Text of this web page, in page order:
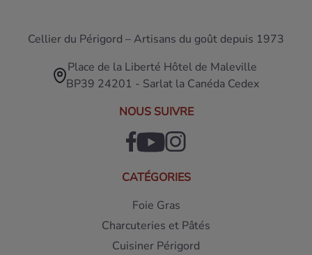
Cellier du Périgord – Artisans du goût depuis 1973
Place de la Liberté Hôtel de Maleville
BP39 24201 - Sarlat la Canéda Cedex
NOUS SUIVRE
CATÉGORIES
Foie Gras
Charcuteries et Pâtés
Cuisiner Périgord